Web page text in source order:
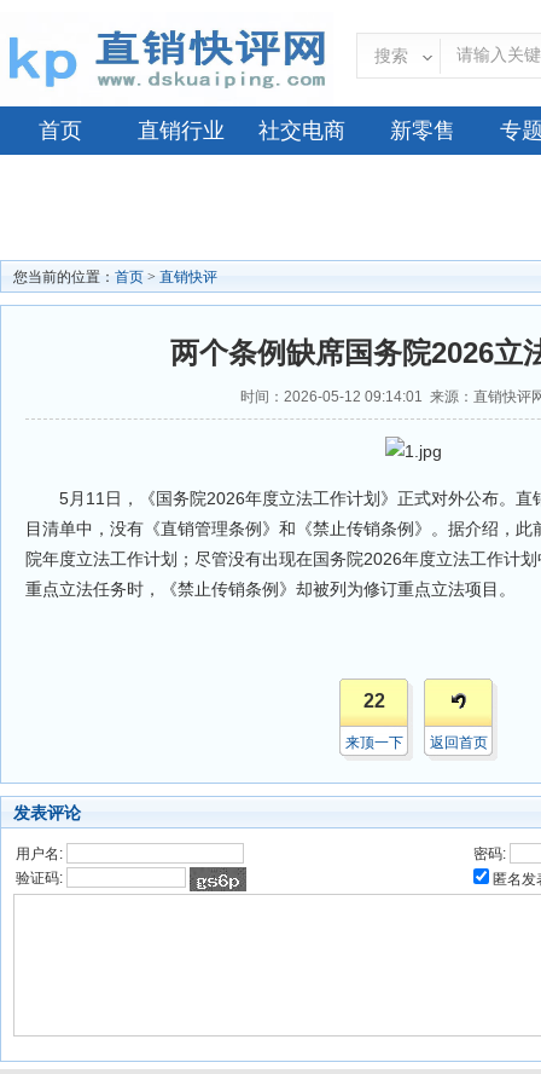
搜索
首页 直销行业 社交电商 新零售 专
您当前的位置： 首页 > 直销快评
两个条例缺席国务院2026立
时间：2026-05-12 09:14:01 来源：直销快评
5月11日，《国务院2026年度立法工作计划》正式对外公布。直
目清单中，没有《直销管理条例》和《禁止传销条例》。据介绍，此
院年度立法工作计划；尽管没有出现在国务院2026年度立法工作计
重点立法任务时，《禁止传销条例》却被列为修订重点立法项目。
22
来顶一下 返回首页
发表评论
用户名:
密码:
验证码:
匿名发